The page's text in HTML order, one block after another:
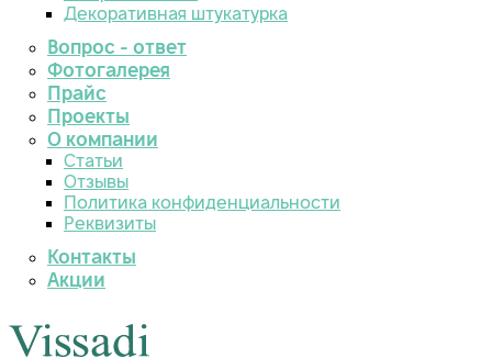
Декоративная штукатурка
Вопрос - ответ
Фотогалерея
Прайс
Проекты
О компании
Статьи
Отзывы
Политика конфиденциальности
Реквизиты
Контакты
Акции